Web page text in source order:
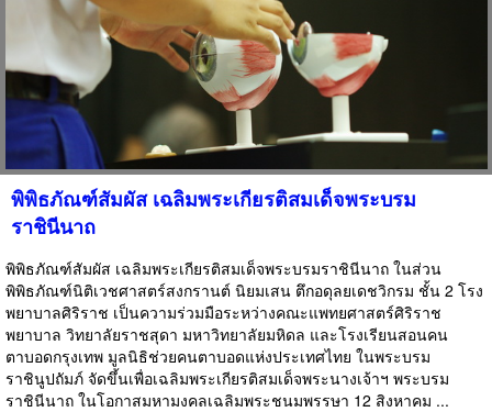
พิพิธภัณฑ์สัมผัส เฉลิมพระเกียรติสมเด็จพระบรม
ราชินีนาถ
พิพิธภัณฑ์สัมผัส เฉลิมพระเกียรติสมเด็จพระบรมราชินีนาถ ในส่วน
พิพิธภัณฑ์นิติเวชศาสตร์สงกรานต์ นิยมเสน ตึกอดุลยเดชวิกรม ชั้น 2 โรง
พยาบาลศิริราช เป็นความร่วมมือระหว่างคณะแพทยศาสตร์ศิริราช
พยาบาล วิทยาลัยราชสุดา มหาวิทยาลัยมหิดล และโรงเรียนสอนคน
ตาบอดกรุงเทพ มูลนิธิช่วยคนตาบอดแห่งประเทศไทย ในพระบรม
ราชินูปถัมภ์ จัดขึ้นเพื่อเฉลิมพระเกียรติสมเด็จพระนางเจ้าฯ พระบรม
ราชินีนาถ ในโอกาสมหามงคลเฉลิมพระชนมพรรษา 12 สิงหาคม ...